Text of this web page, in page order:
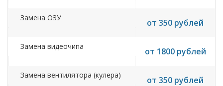
Замена ОЗУ от 350 рублей
Замена видеочипа от 1800 рублей
Замена вентилятора (кулера) от 350 рублей